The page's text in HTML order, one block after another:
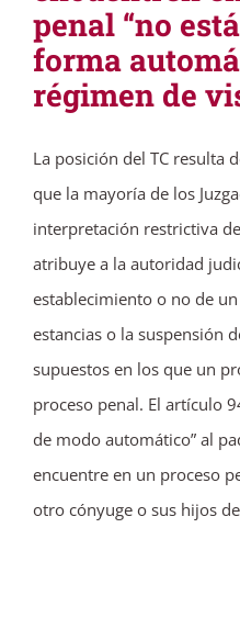
penal “no
forma
régimen de
La posición del TC resulta
que la mayoría de los
interpretación restrictiva
atribuye a la autoridad
establecimiento o no de
estancias o la suspensión
supuestos en los que un
proceso penal. El artículo
de modo automático” al
encuentre en un proceso
otro cónyuge o sus hijos